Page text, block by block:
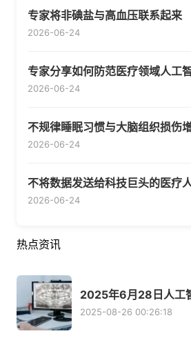
专家将非碘盐与高血压联系起来
2026-06-24
专家分享如何防范医疗领域人工
2026-06-24
不规律睡眠习惯与大脑组织损伤
2026-06-24
不将数据发送给科技巨头的医疗
2026-06-24
热点资讯
2025年6月28日人工
2025-08-26 00:26:18